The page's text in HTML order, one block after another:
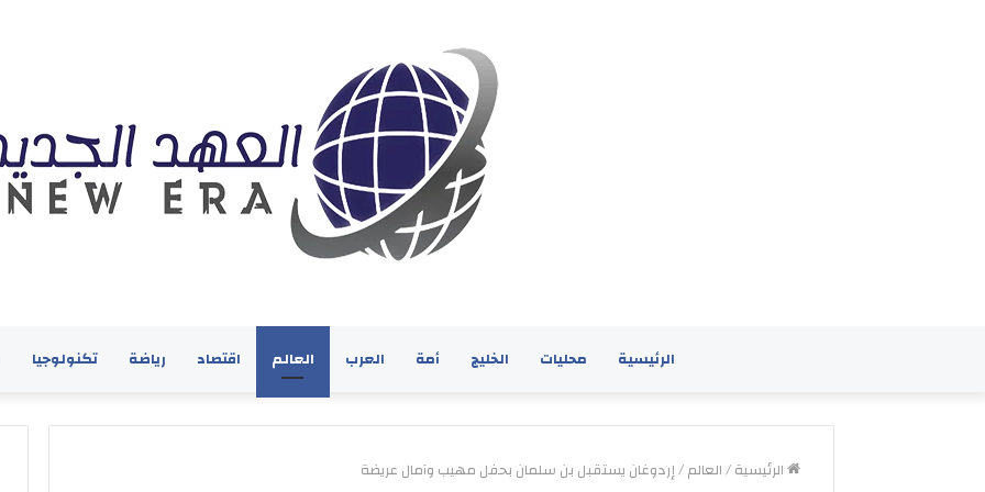
الرئيسية محليات الخليج أمة العرب العالم اقتصاد رياضة تكنولوجيا
الرئيسية/العالم/إردوغان يستقبل بن سلمان بحفل مهيب وآمال عريضة